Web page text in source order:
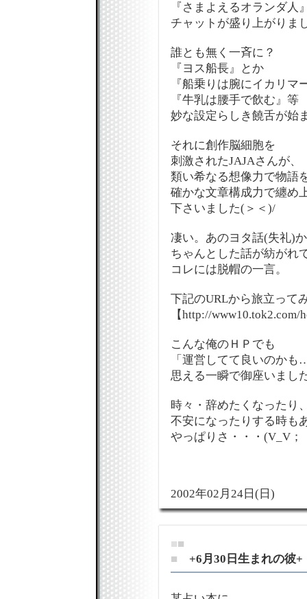
『さまよえるオランダ人
チャットが盛り上がりま
誰とも無く一斉に？
『ヨス船長』とか
『船乗りは腕にイカリマ
『牛乳は腰手で飲む』等
妙な設定らしき饒舌が始
それに創作脳細胞を
刺激されたJAJAさんが、
類い希なる想像力で物語
確かな文章構成力で纏め
下さいました(＞＜)/
凄い。あのヨタ話(失礼)
ちゃんとした話が紡がれ
コレには脱帽の一言。
下記のURLから旅立って
【http://www10.tok2.com/
こんな俺のＨＰでも
「運営してて良いのかも
思える一瞬で御座いまし
時々・辞めたくなったり
不安になったりする時も
やっぱりさ・・・(V_V；
2002年02月24日(日)
■■
■
+6月30日生まれの彼+